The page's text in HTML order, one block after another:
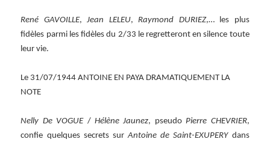
René GAVOILLE,Jean LELEU,Raymond DURIEZ,… les plus
fidèles parmi les fidèles du 2/33 le regretteront en silence toute
leur vie.
Le 31/07/1944 ANTOINE EN PAYA DRAMATIQUEMENT LA
NOTE
Nelly De VOGUE/Hélène Jaunez, pseudoPierre CHEVRIER,
confie quelques secrets surAntoine de Saint-EXUPERYdans